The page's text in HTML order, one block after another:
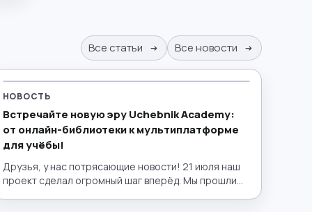
Все статьи Все новости
НОВОСТЬ
Встречайте новую эру Uchebnik Academy:
от онлайн-библиотеки к мультиплатформе
для учёбы!
Друзья, у нас потрясающие новости! 21 июля наш
проект сделал огромный шаг вперёд. Мы прошли